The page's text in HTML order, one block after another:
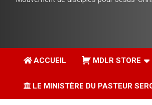
ACCUEIL MDLR STORE
LE MINISTÈRE DU PASTEUR